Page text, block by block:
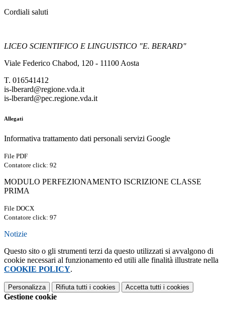
Cordiali saluti
LICEO SCIENTIFICO E LINGUISTICO "E. BERARD"
Viale Federico Chabod, 120 - 11100 Aosta
T. 016541412
is-lberard@regione.vda.it
is-lberard@pec.regione.vda.it
Allegati
Informativa trattamento dati personali servizi Google
File PDF
Contatore click: 92
MODULO PERFEZIONAMENTO ISCRIZIONE CLASSE
PRIMA
File DOCX
Contatore click: 97
Notizie
Questo sito o gli strumenti terzi da questo utilizzati si avvalgono di
cookie necessari al funzionamento ed utili alle finalità illustrate nella
COOKIE POLICY.
Personalizza Rifiuta tutti i cookies Accetta tutti i cookies
Gestione cookie